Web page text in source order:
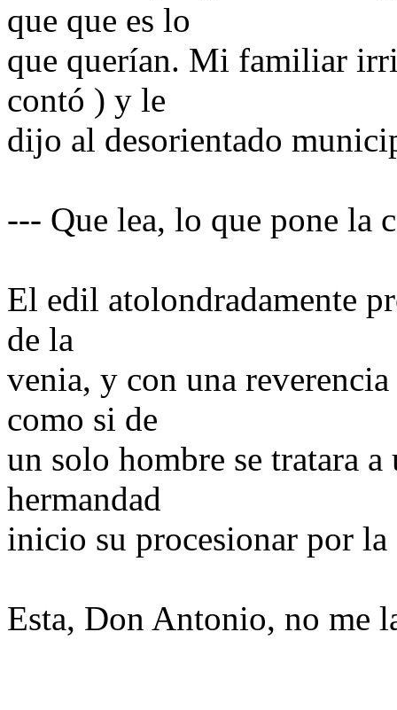
que que es lo
que querían. Mi familiar
contó ) y le
dijo al desorientado
--- Que lea, lo que pone la
El edil atolondradamente
de la
venia, y con una
como si de
un solo hombre se tratara
hermandad
inicio su procesionar por la
Esta, Don Antonio, no me